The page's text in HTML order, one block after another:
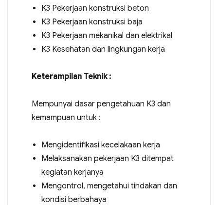
K3 Pekerjaan konstruksi beton
K3 Pekerjaan konstruksi baja
K3 Pekerjaan mekanikal dan elektrikal
K3 Kesehatan dan lingkungan kerja
Keterampilan Teknik :
Mempunyai dasar pengetahuan K3 dan
kemampuan untuk :
Mengidentifikasi kecelakaan kerja
Melaksanakan pekerjaan K3 ditempat
kegiatan kerjanya
Mengontrol, mengetahui tindakan dan
kondisi berbahaya